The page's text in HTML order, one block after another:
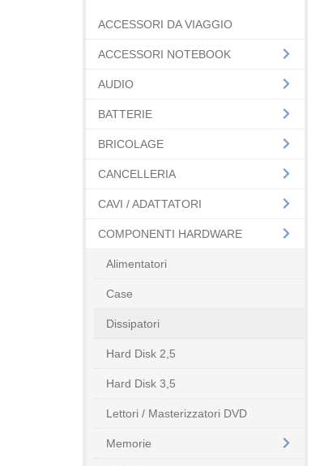
Raffreddatore di liquidi tutto in uno
(45)
Refrigeratore (7)
ACCESSORI DA VIAGGIO
ACCESSORI NOTEBOOK
AUDIO
BATTERIE
BRICOLAGE
CANCELLERIA
CAVI / ADATTATORI
COMPONENTI HARDWARE
Alimentatori
Case
Dissipatori
Hard Disk 2,5
Hard Disk 3,5
Lettori / Masterizzatori DVD
Memorie